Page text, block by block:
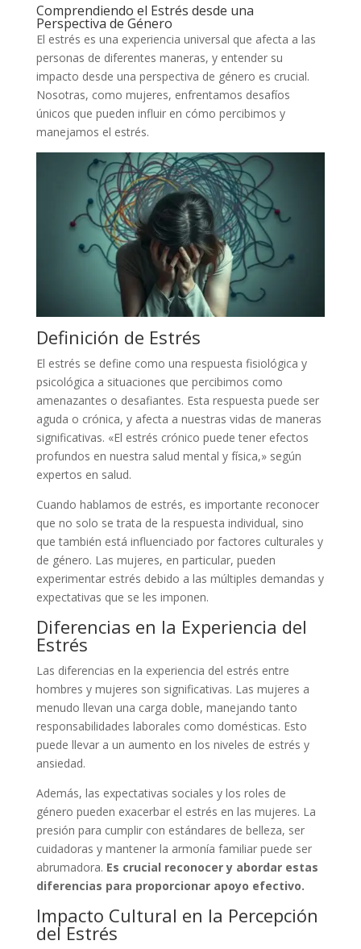
Comprendiendo el Estrés desde una
Perspectiva de Género
El estrés es una experiencia universal que afecta a las
personas de diferentes maneras, y entender su
impacto desde una perspectiva de género es crucial.
Nosotras, como mujeres, enfrentamos desafíos
únicos que pueden influir en cómo percibimos y
manejamos el estrés.
Definición de Estrés
El estrés se define como una respuesta fisiológica y
psicológica a situaciones que percibimos como
amenazantes o desafiantes. Esta respuesta puede ser
aguda o crónica, y afecta a nuestras vidas de maneras
significativas. «El estrés crónico puede tener efectos
profundos en nuestra salud mental y física,» según
expertos en salud.
Cuando hablamos de estrés, es importante reconocer
que no solo se trata de la respuesta individual, sino
que también está influenciado por factores culturales y
de género. Las mujeres, en particular, pueden
experimentar estrés debido a las múltiples demandas y
expectativas que se les imponen.
Diferencias en la Experiencia del
Estrés
Las diferencias en la experiencia del estrés entre
hombres y mujeres son significativas. Las mujeres a
menudo llevan una carga doble, manejando tanto
responsabilidades laborales como domésticas. Esto
puede llevar a un aumento en los niveles de estrés y
ansiedad.
Además, las expectativas sociales y los roles de
género pueden exacerbar el estrés en las mujeres. La
presión para cumplir con estándares de belleza, ser
cuidadoras y mantener la armonía familiar puede ser
abrumadora. Es crucial reconocer y abordar estas
diferencias para proporcionar apoyo efectivo.
Impacto Cultural en la Percepción
del Estrés